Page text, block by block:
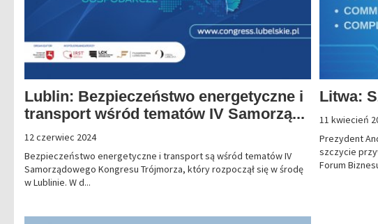
Lublin: Bezpieczeństwo energetyczne i
transport wśród tematów IV Samorzą...
12 czerwiec 2024
Bezpieczeństwo energetyczne i transport są wśród tematów IV
Samorządowego Kongresu Trójmorza, który rozpoczął się w środę
w Lublinie. W d...
Litwa:
11 kwiecień
Prezydent
szczycie
Forum